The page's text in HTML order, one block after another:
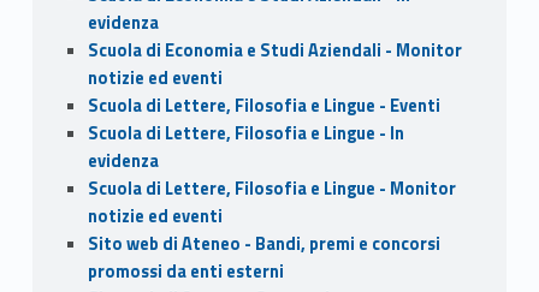
evidenza
Scuola di Economia e Studi Aziendali - Monitor
notizie ed eventi
Scuola di Lettere, Filosofia e Lingue - Eventi
Scuola di Lettere, Filosofia e Lingue - In
evidenza
Scuola di Lettere, Filosofia e Lingue - Monitor
notizie ed eventi
Sito web di Ateneo - Bandi, premi e concorsi
promossi da enti esterni